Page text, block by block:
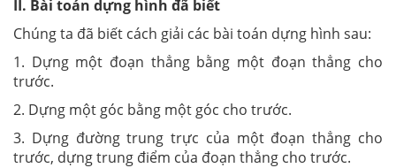
II. Bài toán dựng hình đã biết
Chúng ta đã biết cách giải các bài toán dựng hình sau:
1. Dựng một đoạn thẳng bằng một đoạn thẳng cho
trước.
2. Dựng một góc bằng một góc cho trước.
3. Dựng đường trung trực của một đoạn thẳng cho
trước, dựng trung điểm của đoạn thẳng cho trước.